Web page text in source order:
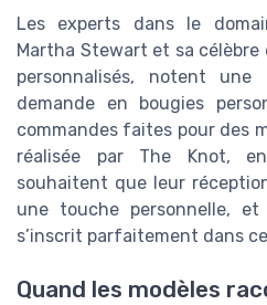
Les experts dans le
Martha Stewart et sa célèbre
personnalisés, notent
demande en bougies
commandes faites pour des
réalisée par The Knot,
souhaitent que leur
une touche personnelle, et
s’inscrit parfaitement dans
Quand les modèles